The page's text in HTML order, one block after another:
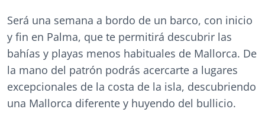
Será una semana a bordo de un barco, con inicio
y fin en Palma, que te permitirá descubrir las
bahías y playas menos habituales de Mallorca. De
la mano del patrón podrás acercarte a lugares
excepcionales de la costa de la isla, descubriendo
una Mallorca diferente y huyendo del bullicio.